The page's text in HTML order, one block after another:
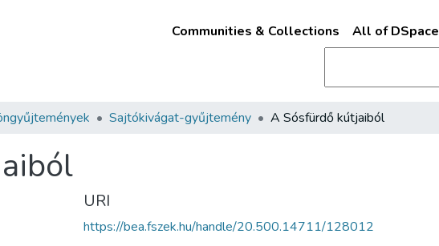
Communities & Collections All of DSpace
Sajtókivágat-gyűjtemény A Sósfürdő kútjaiból
URI
https://bea.fszek.hu/handle/20.500.14711/128012